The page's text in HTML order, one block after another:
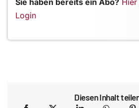
Sie haben bereits ein Abo?
Login
Diesen Inhalt